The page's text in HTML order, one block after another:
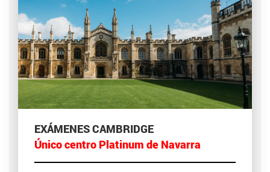
EXÁMENES CAMBRIDGE
Único centro Platinum de Navarra